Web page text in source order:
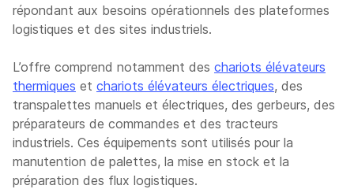
répondant aux besoins opérationnels des plateformes
logistiques et des sites industriels.
L’offre comprend notamment des chariots élévateurs
thermiques et chariots élévateurs électriques, des
transpalettes manuels et électriques, des gerbeurs, des
préparateurs de commandes et des tracteurs
industriels. Ces équipements sont utilisés pour la
manutention de palettes, la mise en stock et la
préparation des flux logistiques.